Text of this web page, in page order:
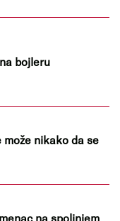
bojleru
nikako da se
na spoljnjem